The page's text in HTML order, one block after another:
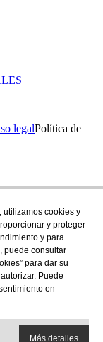
legalPolítica de
en nuestra
-
utilizamos cookies y
y proteger
y para
puede consultar
para dar su
Puede
en
Más detalles